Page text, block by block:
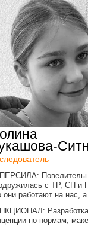
с ТР, СП и
они работают на нас,
Разработка
по нормам,